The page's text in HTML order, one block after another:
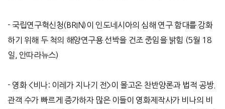
- 국립연구혁신청(BRIN)이 인도네시아의 심해 연구 함대를 강화
하기 위해 두 척의 해양연구용 선박을 건조 중임을 밝힘 (5월 18
일, 안따라뉴스)
- 영화<비나: 이레가 지나기 전>이 몰고온 찬반양론과 법적 공방.
관객 수가 빠르게 증가하자 많은 이들이 영화제작사가 비나의 비